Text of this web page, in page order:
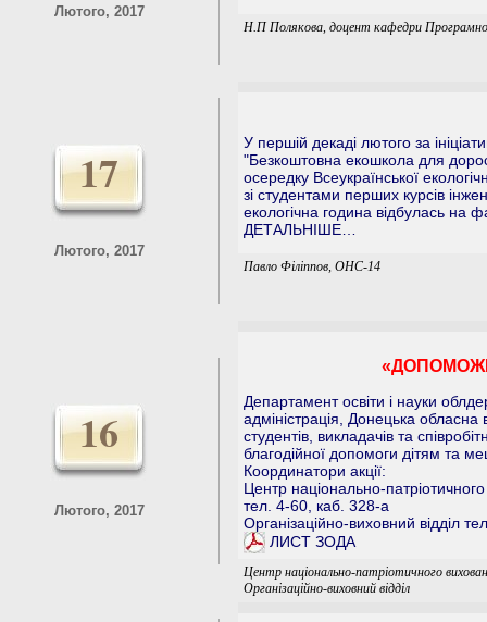
Лютого, 2017
Н.П Полякова, доцент кафедри
17
Лютого, 2017
У першій декаді лютого за
"Безкоштовна екошкола для
осередку Всеукраїнської
зі студентами перших курсів
екологічна година відбулась на
ДЕТАЛЬНІШЕ…
Павло Філіппов, ОНС-14
16
Лютого, 2017
Департамент освіти і науки
адміністрація, Донецька обласна
студентів, викладачів та
благодійної допомоги дітям та
Координатори акції:
Центр національно-
тел. 4-60, каб. 328-а
Організаційно-виховний відділ
ЛИСТ ЗОДА
Центр національно-патріотичного
Організаційно-виховний відділ